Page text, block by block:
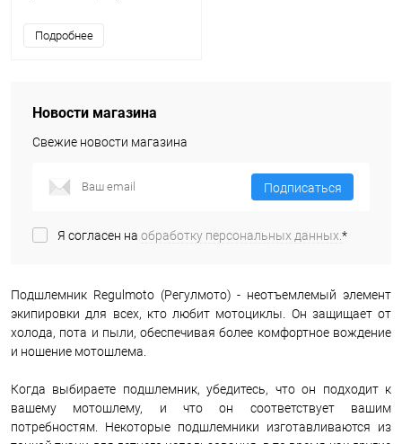
Подробнее
Новости магазина
Свежие новости магазина
Подписаться
Я согласен на обработку персональных данных.*
Подшлемник Regulmoto (Регулмото) - неотъемлемый элемент
экипировки для всех, кто любит мотоциклы. Он защищает от
холода, пота и пыли, обеспечивая более комфортное вождение
и ношение мотошлема.
Когда выбираете подшлемник, убедитесь, что он подходит к
вашему мотошлему, и что он соответствует вашим
потребностям. Некоторые подшлемники изготавливаются из